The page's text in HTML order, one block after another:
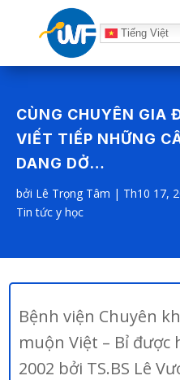
Tiếng Việt
CÙNG CHUYÊN GIA
VIẾT TIẾP NHỮNG
DANG DỞ…
bởi Lê Trọng Tâm | Th10 17,
Tin tức y học
Bệnh viện Chuyên
muộn Việt – Bỉ
2002 bởi TS.BS Lê